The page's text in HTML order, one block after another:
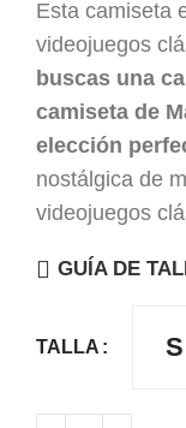
Esta camiseta
videojuegos
buscas una
camiseta de
elección
nostálgica de
videojuegos
GUÍA DE
TALLA S